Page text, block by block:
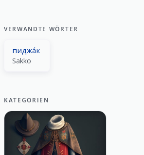
VERWANDTE WÖRTER
пиджа́к
Sakko
KATEGORIEN